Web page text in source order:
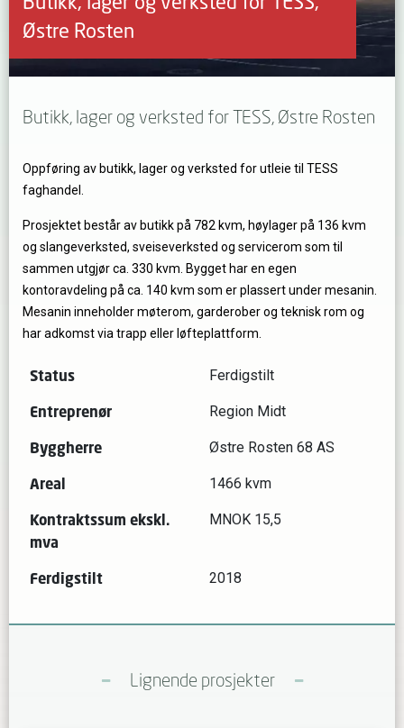
Østre Rosten
Butikk, lager og verksted for TESS, Østre Rosten
Oppføring av butikk, lager og verksted for utleie til TESS
faghandel.
Prosjektet består av butikk på 782 kvm, høylager på 136 kvm
og slangeverksted, sveiseverksted og servicerom som til
sammen utgjør ca. 330 kvm. Bygget har en egen
kontoravdeling på ca. 140 kvm som er plassert under mesanin.
Mesanin inneholder møterom, garderober og teknisk rom og
har adkomst via trapp eller løfteplattform.
Status Ferdigstilt
Entreprenør Region Midt
Byggherre Østre Rosten 68 AS
Areal 1466 kvm
Kontraktssum ekskl.
mva
MNOK 15,5
Ferdigstilt 2018
Lignende prosjekter